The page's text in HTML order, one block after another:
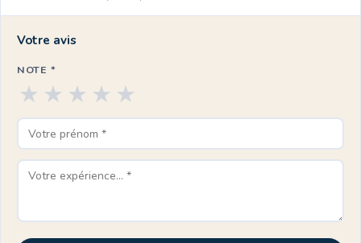
Votre avis
NOTE *
★
★
★
★
★